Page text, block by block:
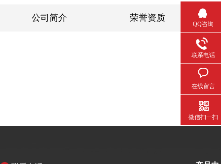
公司简介 荣誉资质
QQ咨询
联系电话
在线留言
微信扫一扫